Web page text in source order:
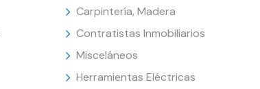
Carpintería, Madera
Contratistas Inmobiliarios
Misceláneos
Herramientas Eléctricas